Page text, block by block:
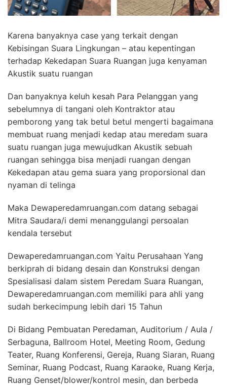
Karena banyaknya case yang terkait dengan
Kebisingan Suara Lingkungan – atau kepentingan
terhadap Kekedapan Suara Ruangan juga kenyaman
Akustik suatu ruangan
Dan banyaknya keluh kesah Para Pelanggan yang
sebelumnya di tangani oleh Kontraktor atau
pemborong yang tak betul betul mengerti bagaimana
membuat ruang menjadi kedap atau meredam suara
suatu ruangan juga mewujudkan Akustik sebuah
ruangan sehingga bisa menjadi ruangan dengan
Kekedapan atau gema suara yang proporsional dan
nyaman di telinga
Maka Dewaperedamruangan.com datang sebagai
Mitra Saudara/i demi menanggulangi persoalan
kendala tersebut
Dewaperedamruangan.com Yaitu Perusahaan Yang
berkiprah di bidang desain dan Konstruksi dengan
Spesialisasi dalam sistem Peredam Suara Ruangan,
Dewaperedamruangan.com memiliki para ahli yang
sudah berkecimpung lebih dari 15 Tahun
Di Bidang Pembuatan Peredaman, Auditorium / Aula /
Serbaguna, Ballroom Hotel, Meeting Room, Gedung
Teater, Ruang Konferensi, Gereja, Ruang Siaran, Ruang
Seminar, Ruang Podcast, Ruang Karaoke, Ruang Kerja,
Ruang Genset/blower/kontrol mesin, dan berbeda